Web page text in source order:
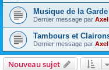
Musique de la
Dernier message par Axel
Tambours et
Dernier message par Axel
Nouveau sujet